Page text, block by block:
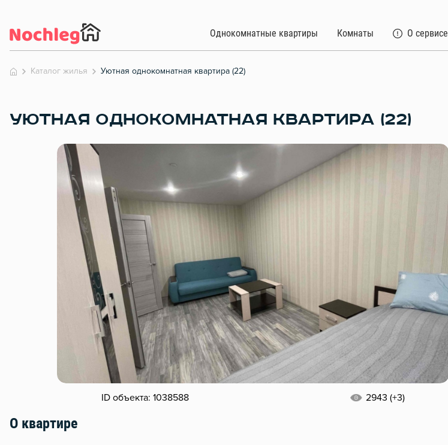
Однокомнатные квартиры Комнаты О сервисе
Каталог жилья Уютная однокомнатная квартира (22)
УЮТНАЯ ОДНОКОМНАТНАЯ КВАРТИРА (22)
ID объекта: 1038588 2943 (+3)
О квартире